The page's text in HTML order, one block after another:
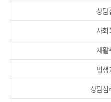
상담
사회
재활
평생
상담심